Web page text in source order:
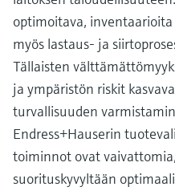
optimoitava,
myös lastaus- ja
Tällaisten
ja ympäristön riskit
turvallisuuden
Endress+Hauserin
toiminnot ovat
suorituskyvyltään